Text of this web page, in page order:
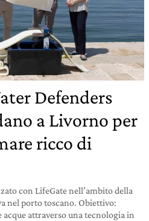
Defenders
a Livorno per
ricco di
con LifeGate nell’ambito della
nel porto toscano. Obiettivo:
attraverso una tecnologia in